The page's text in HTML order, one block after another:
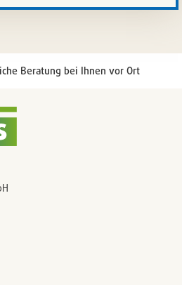
setzen
Beratung bei Ihnen vor Ort